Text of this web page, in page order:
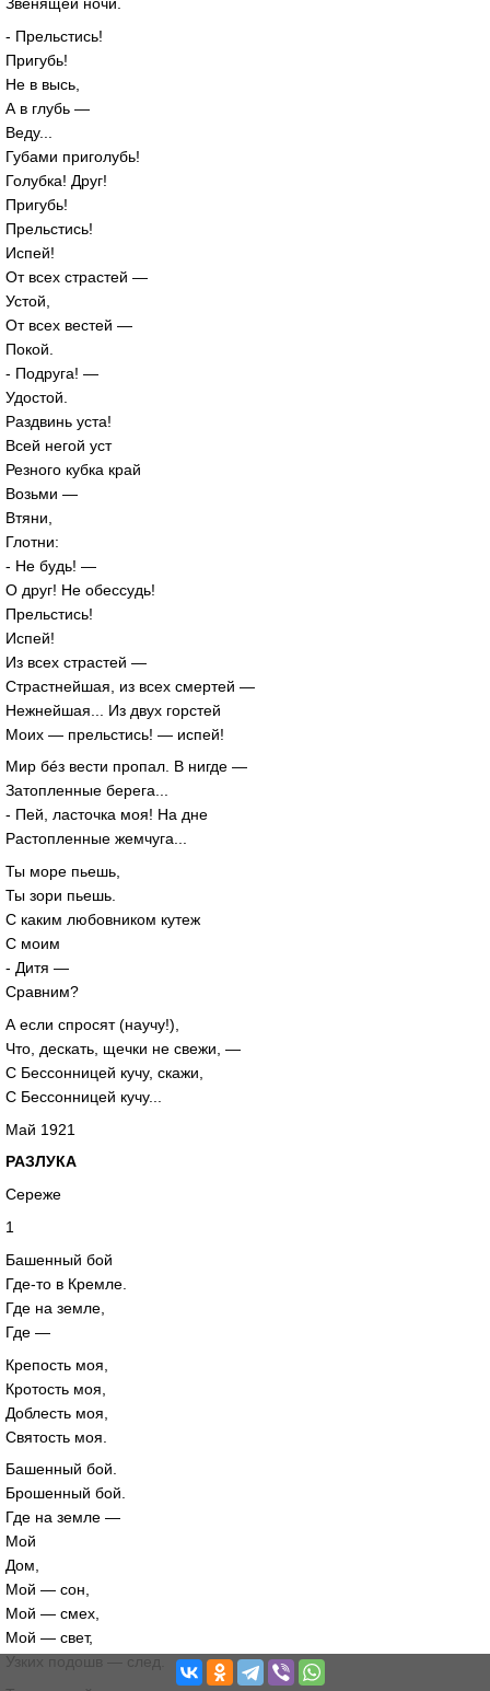
- Прельстись!
Пригубь!
Не в высь,
А в глубь —
Веду...
Губами приголубь!
Голубка! Друг!
Пригубь!
Прельстись!
Испей!
От всех страстей —
Устой,
От всех вестей —
Покой.
- Подруга! —
Удостой.
Раздвинь уста!
Всей негой уст
Резного кубка край
Возьми —
Втяни,
Глотни:
- Не будь! —
О друг! Не обессудь!
Прельстись!
Испей!
Из всех страстей —
Страстнейшая, из всех смертей —
Нежнейшая... Из двух горстей
Моих — прельстись! — испей!
Мир бéз вести пропал. В нигде —
Затопленные берега...
- Пей, ласточка моя! На дне
Растопленные жемчуга...
Ты море пьешь,
Ты зори пьешь.
С каким любовником кутеж
С моим
- Дитя —
Сравним?
А если спросят (научу!),
Что, дескать, щечки не свежи, —
С Бессонницей кучу, скажи,
С Бессонницей кучу...
Май 1921
РАЗЛУКА
Сереже
1
Башенный бой
Где-то в Кремле.
Где на земле,
Где —
Крепость моя,
Кротость моя,
Доблесть моя,
Святость моя.
Башенный бой.
Брошенный бой.
Где на земле —
Мой
Дом,
Мой — сон,
Мой — смех,
Мой — свет,
Узких подошв — след.